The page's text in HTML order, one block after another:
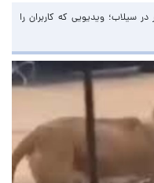
سیلاب؛ ویدیویی که کاربران را